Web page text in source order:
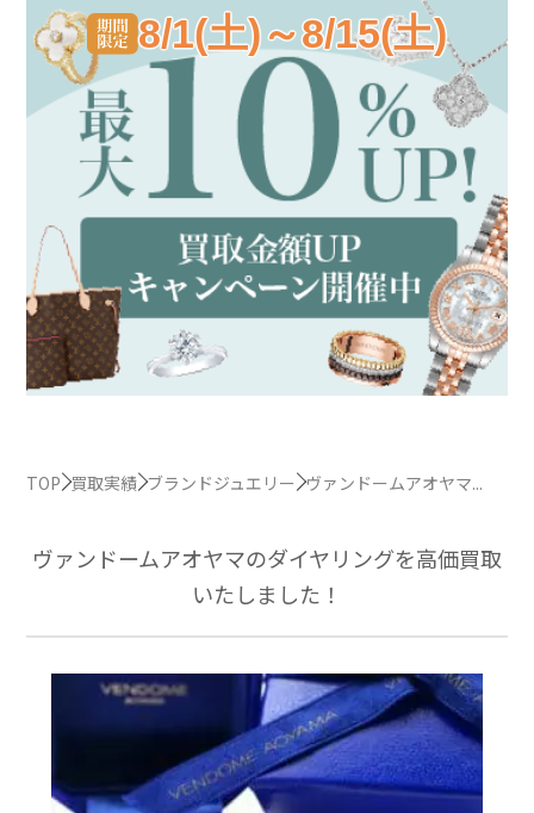
8/1(土)～8/15(土)
TOP 買取実績 ブランドジュエリー ヴァンドームアオヤマ...
ヴァンドームアオヤマのダイヤリングを高価買取
いたしました！